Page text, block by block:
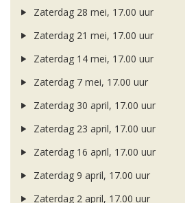
Zaterdag 28 mei, 17.00 uur
Zaterdag 21 mei, 17.00 uur
Zaterdag 14 mei, 17.00 uur
Zaterdag 7 mei, 17.00 uur
Zaterdag 30 april, 17.00 uur
Zaterdag 23 april, 17.00 uur
Zaterdag 16 april, 17.00 uur
Zaterdag 9 april, 17.00 uur
Zaterdag 2 april, 17.00 uur